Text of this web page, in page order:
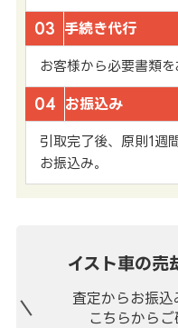
03 手続き代行
お客様から必要書類を
04 お振込み
引取完了後、原則1週
お振込み。
イスト車の売
査定からお振込
こちらからご